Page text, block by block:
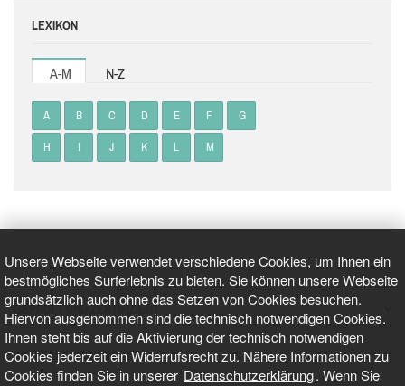
Unsere Webseite verwendet verschiedene Cookies, um Ihnen ein
bestmögliches Surferlebnis zu bieten. Sie können unsere Webseite
grundsätzlich auch ohne das Setzen von Cookies besuchen.
Hiervon ausgenommen sind die technisch notwendigen Cookies.
Ihnen steht bis auf die Aktivierung der technisch notwendigen
Cookies jederzeit ein Widerrufsrecht zu. Nähere Informationen zu
Cookies finden Sie in unserer Datenschutzerklärung. Wenn Sie
LEXIKON
A-M N-Z
A B C D E F G
H I J K L M
GEPRÜFT UND ZERTIFIZIERT
AKTUELLE NACHRICHTEN